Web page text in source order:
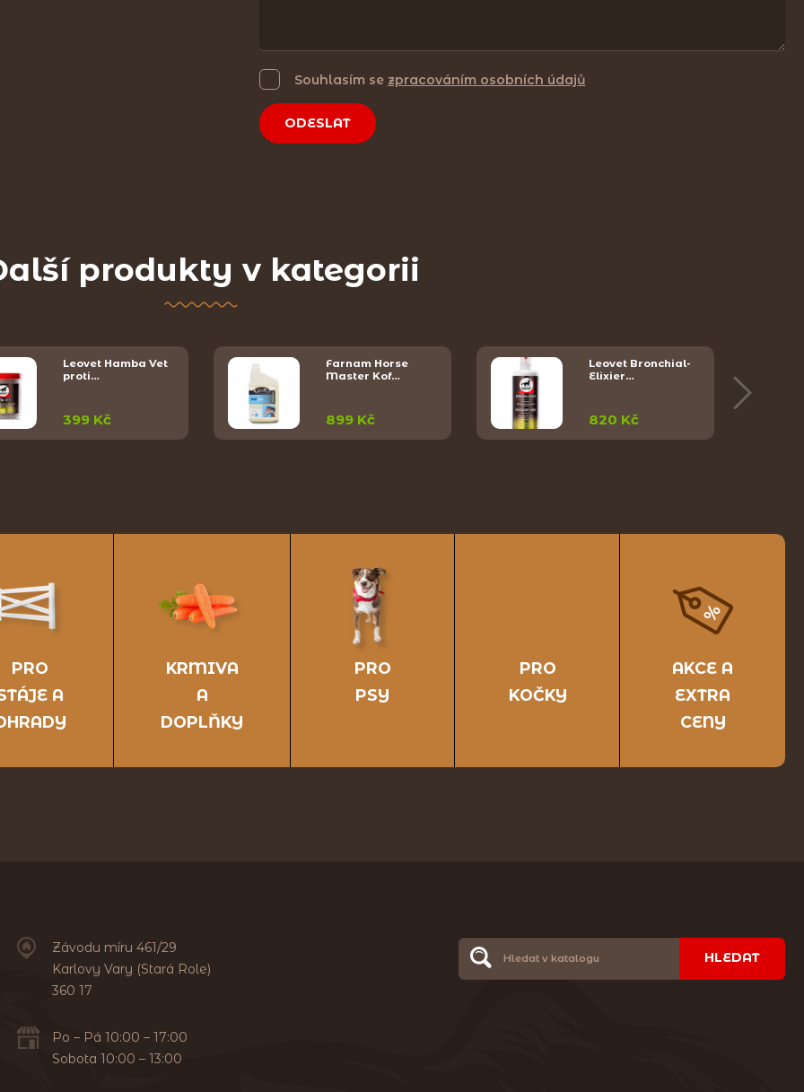
Souhlasím se zpracováním osobních údajů
ODESLAT
produkty v kategorii
Leovet Hamba Vet
proti…
399 Kč
Farnam Horse
Master Kof…
899 Kč
Leovet Bronchial-
Elixier…
820 Kč
PRO
A
KRMIVA
A
DOPLŇKY
PRO
PSY
PRO
KOČKY
AKCE A
EXTRA
CENY
Závodu míru 461/29
Karlovy Vary (Stará Role)
360 17
Po – Pá 10:00 – 17:00
Sobota 10:00 – 13:00
HLEDAT